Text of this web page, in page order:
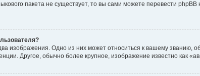
пакета не существует, то вы сами можете перевести
изображения. Одно из них может относиться к вашему званию,
Другое, обычно более крупное, изображение известно как